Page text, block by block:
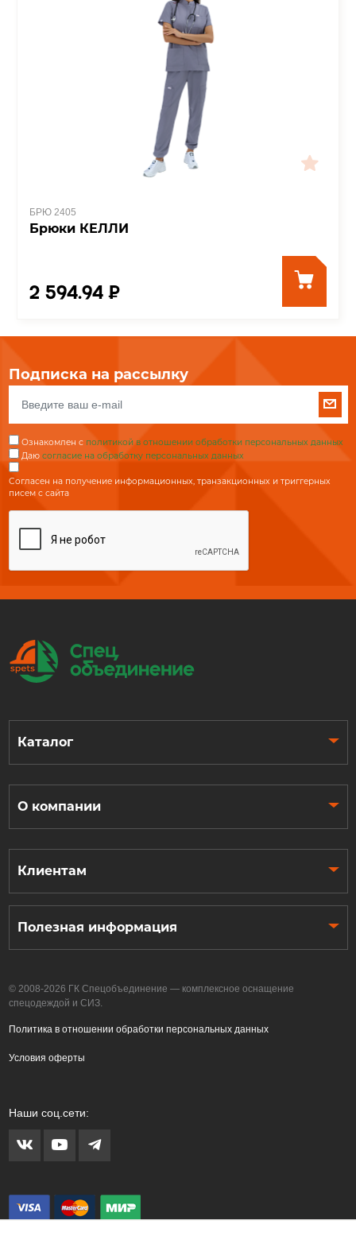
БРЮ 2405
Брюки КЕЛЛИ
2 594.94 ₽
Подписка на рассылку
Ознакомлен с политикой в отношении обработки персональных данных
Даю согласие на обработку персональных данных
Согласен на получение информационных, транзакционных и триггерных
писем с сайта
Каталог
О компании
Клиентам
Полезная информация
© 2008-2026 ГК Спецобъединение — комплексное оснащение
спецодеждой и СИЗ.
Политика в отношении обработки персональных данных
Условия оферты
Наши соц.сети: